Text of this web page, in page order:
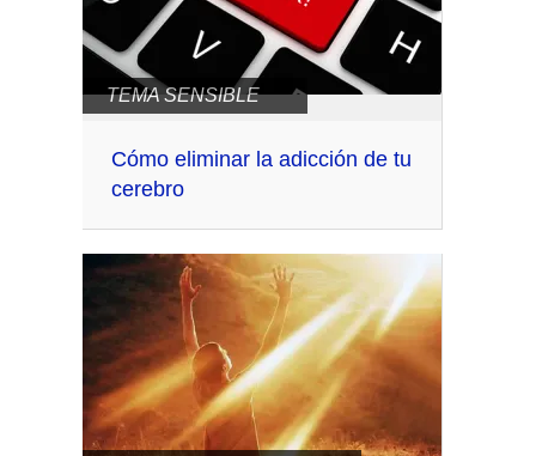
TEMA SENSIBLE
Cómo eliminar la adicción de tu
cerebro